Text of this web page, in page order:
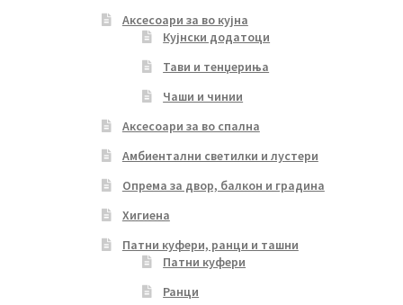
Аксесоари за во кујна
Кујнски додатоци
Тави и тенџериња
Чаши и чинии
Аксесоари за во спална
Амбиентални светилки и лустери
Опрема за двор, балкон и градина
Хигиена
Патни куфери, ранци и ташни
Патни куфери
Ранци